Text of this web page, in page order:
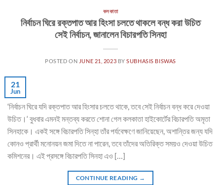
কলকাতা
নির্বাচন ঘিরে রক্তপাত আর হিংসা চলতে থাকলে বন্ধ করা উচিত
সেই নির্বাচন, জানালেন বিচারপতি সিনহা
POSTED ON JUNE 21, 2023 BYSUBHASIS BISWAS
21
Jun
‘নির্বাচন ঘিরে যদি রক্তপাত আর হিংসার চলতে থাকে, তবে সেই নির্বাচন বন্ধ করে দেওয়া
উচিত।‘ বুধবার এমনই মন্তব্য করতে শোনা গেল কলকাতা হাইকোর্টের বিচারপতি অমৃতা
সিনহাকে। একই সঙ্গে বিচারপতি সিন্‌হা তাঁর পর্যবেক্ষণে জানিয়েছেন, অশান্তির জন্য যদি
কোনও প্রার্থী মনোনয়ন জমা দিতে না পারেন, তবে তাঁদের অতিরিক্ত সময়ও দেওয়া উচিত
কমিশনের। এই প্রসঙ্গে বিচারপতি সিনহা এও […]
CONTINUE READING →